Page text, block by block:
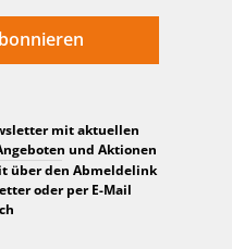
mit aktuellen
und Aktionen
über den Abmeldelink
oder per E-Mail